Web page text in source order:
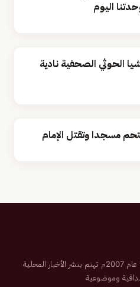
اليوم
الحوثي الصحفية نادية
مسجدا وتقتل الإمام
صحيفة إلكترونية سعودية تم تأسيسها عام 2007م تهتم بنشر الأخبار المحلية
وموضوعية